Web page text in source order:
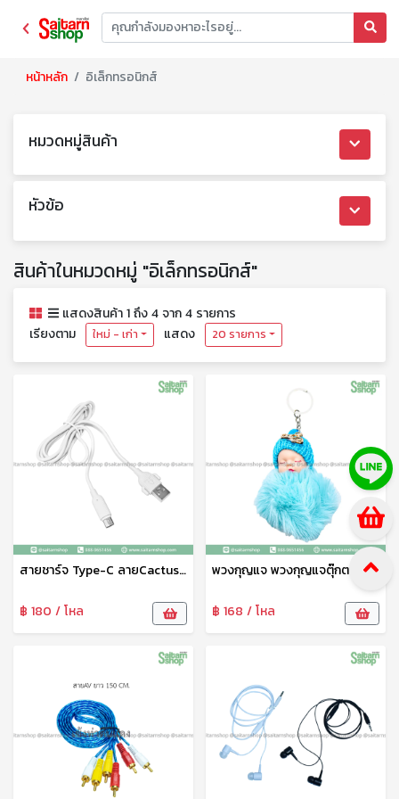
หน้าหลัก อิเล็กทรอนิกส์
หมวดหมู่สินค้า
หัวข้อ
สินค้าในหมวดหมู่ "อิเล็กทรอนิกส์"
แสดงสินค้า 1 ถึง 4 จาก 4 รายการ
เรียงตาม
ใหม่ - เก่า แสดง 20 รายการ
สายชาร์จ Type-C ลายCactus สายยาว1เมตร ไม่ขาดง่าย วัสดุคุณภาพเกรดพรีเมี่ยม ถ่ายโอนข้อมูลได้ สายชาร์จ Type-C Micro N-009
฿ 180 / โหล
พวงกุญแจ พวงกุญแจตุ๊กตาเด็กทารกนอนหลับ จี้ตุ๊กตาขนปุย สุดน่ารักน่าอบอุ่น พวงกุญแจห้อยกระเป๋า สีหวาน คละสี No.945
฿ 168 / โหล